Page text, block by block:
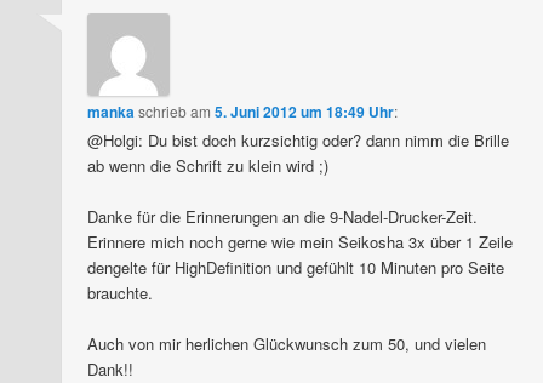
mankaschriebam5. Juni 2012 um 18:49 Uhr:
@Holgi: Du bist doch kurzsichtig oder? dann nimm die Brille
ab wenn die Schrift zu klein wird ;)
Danke für die Erinnerungen an die 9-Nadel-Drucker-Zeit.
Erinnere mich noch gerne wie mein Seikosha 3x über 1 Zeile
dengelte für HighDefinition und gefühlt 10 Minuten pro Seite
brauchte.
Auch von mir herlichen Glückwunsch zum 50, und vielen
Dank!!